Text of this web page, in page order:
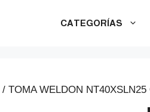
CATEGORÍAS
/ TOMA WELDON